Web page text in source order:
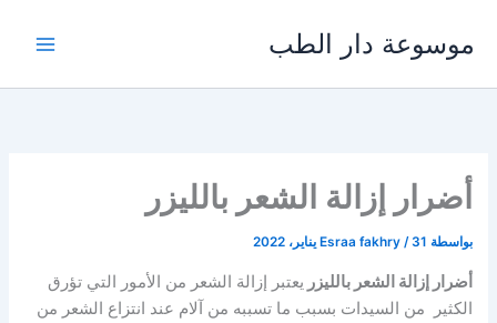
المحتوى
موسوعة دار الطب
أضرار إزالة الشعر بالليزر
بواسطة Esraa fakhry /31 يناير، 2022
أضرار إزالة الشعر بالليزر يعتبر إزالة الشعر من الأمور التي تؤرق
الكثير من السيدات بسبب ما تسببه من آلام عند انتزاع الشعر من